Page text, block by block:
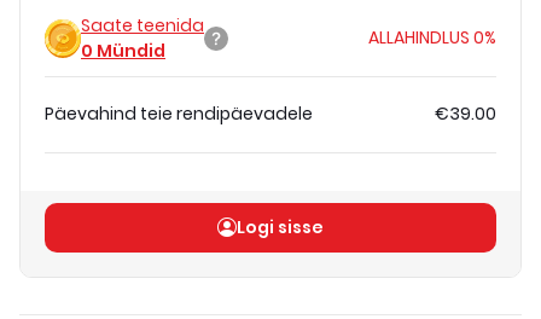
Saate teenida
0 Mündid
ALLAHINDLUS 0%
Päevahind teie rendipäevadele €39.00
Logi sisse